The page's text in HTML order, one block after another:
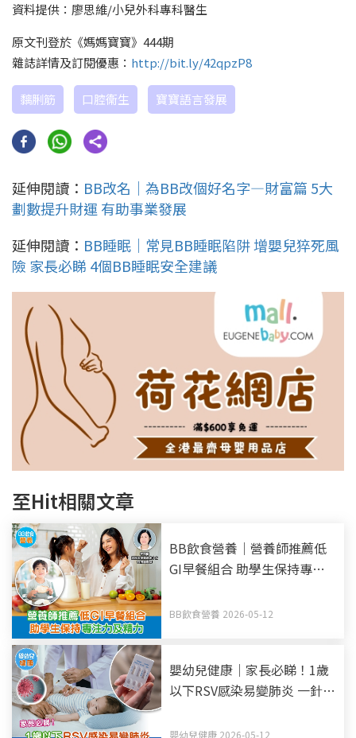
資料提供：廖思維/小兒外科專科醫生
原文刊登於《媽媽寶寶》444期
雜誌詳情及訂閱優惠： http://bit.ly/42qpzP8
黐脷筋 口腔衞生 寶寶語言發展
延伸閱讀： BB改名｜為BB改個好名字—財富篇 5大
劃數提升財運 有助事業發展
延伸閱讀： BB睡眠｜常見BB睡眠陷阱 增嬰兒猝死風
險 家長必睇 4個BB睡眠安全建議
至Hit相關文章
BB飲食營養｜營養師推薦低
GI早餐組合 助學生保持專注
BB飲食營養 2026-05-12
嬰幼兒健康｜家長必睇！1歲
以下RSV感染易變肺炎 一針長
嬰幼兒健康 2026-05-12